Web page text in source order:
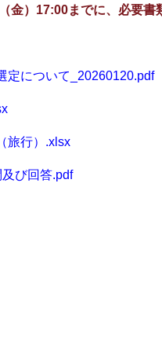
金）17:00までに、必要書
定について_20260120.pdf
旅行）.xlsx
び回答.pdf